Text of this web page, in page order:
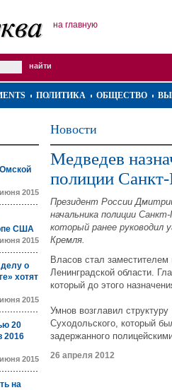
на главную
ПОЛИТИКА ОБЩЕСТВО
2015
США
2015
о
хотят
2015
20
2016
2015
на
Новости
Медведев
полиции
Президент России
начальника полиции
который ранее руководил
Кремля.
Власов стал
Ленинградской области.
который до этого
Умнов возглавил
Суходольского, который
задержанного
26 апреля 2012